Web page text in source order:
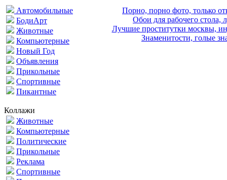
Автомобильные
БодиАрт
Животные
Компьютерные
Новый Год
Объявления
Прикольные
Спортивные
Пикантные
Коллажи
Животные
Компьютерные
Политические
Прикольные
Реклама
Спортивные
Порно, порно фото, только
Обои для рабочего стола,
Лучшие проститутки москвы,
Знаменитости, голые